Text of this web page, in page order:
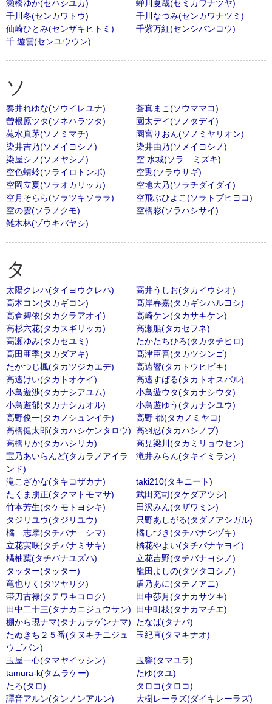
瀬橋ゆか(セハシユカ)
蝉川夏哉(セミカワナツヤ)
千川冬(センカワトウ)
千川なつみ(センカワナツミ)
仙崎ひとみ(センザキヒトミ)
千紫万紅(センシバンコウ)
千 遊雲(センユウウン)
ソ
奏井れゆな(ソウイレユナ)
蒼真まこ(ソウママコ)
曽根原ツタ(ソネハラツタ)
園太デイ(ソノタデイ)
苑水真茅(ソノミマチ)
園宮りおん(ソノミヤリオン)
染井吉乃(ソメイヨシノ)
染井由乃(ソメイヨシノ)
染屋シノ(ソメヤシノ)
空 水城(ソラ ミズキ)
空色蜻蛉(ソライロトンボ)
空兎(ソラウサギ)
空岡立夏(ソラオカリッカ)
空地大乃(ソラチダイダイ)
空月そらら(ソラツキソララ)
空飛ぶひよこ(ソラトブヒヨコ)
空の雲(ソラノクモ)
空橋彩(ソラハシサイ)
雑木林(ゾウキバヤシ)
タ
太陽クレハ(タイヨウクレハ)
高井うしお(タカイウシオ)
高木コン(タカギコン)
髙岸春嘉(タカギシハルヨシ)
高倉碧依(タカクラアオイ)
高崎ケン(タカサキケン)
高杉六花(タカスギリッカ)
高瀬船(タカセフネ)
高瀬ゆみ(タカセユミ)
たかたちひろ(タカタチヒロ)
高田亜季(タカダアキ)
髙津臣吾(タカツシンゴ)
たかつじ楓(タカツジカエデ)
高遠響(タカトウヒビキ)
高遠けい(タカトオケイ)
高遠すばる(タカトオスバル)
小鳥遊渉(タカナシアユム)
小鳥遊ウタ(タカナシウタ)
小鳥遊郁(タカナシカオル)
小鳥遊ゆう(タカナシユウ)
高野俊一(タカノシュンイチ)
高野 都(タカノミヤコ)
高橋健太郎(タカハシケンタロウ) 高羽忍(タカハシノブ)
高橋りか(タカハシリカ)
高見梁川(タカミリョウセン)
宝乃あいらんど(タカラノアイラ
ンド)
滝井みらん(タキイミラン)
滝こざかな(タキコザカナ)
taki210(タキニート)
たくま朋正(タクマトモマサ)
武田充司(タケダアツシ)
竹本芳生(タケモトヨシキ)
田沢みん(タザワミン)
タジリユウ(タジリユウ)
只野あしがる(タダノアシガル)
橘 志摩(タチバナ シマ)
橘しづき(タチバナシヅキ)
立花実咲(タチバナミサキ)
橘花やよい(タチバナヤヨイ)
橘柚葉(タチバナユズハ)
立花吉野(タチバナヨシノ)
タッター(タッター)
龍田よしの(タツタヨシノ)
竜也りく(タツヤリク)
盾乃あに(タテノアニ)
帯刀古禄(タテワキコロク)
田中莎月(タナカサツキ)
田中二十三(タナカニジュウサン)
田中町枝(タナカマチエ)
棚から現ナマ(タナカラゲンナマ)
たなぱ(タナパ)
たぬきち２５番(タヌキチニジュ
ウゴバン)
玉紀直(タマキナオ)
玉屋一心(タマヤイッシン)
玉響(タマユラ)
tamura-k(タムラケー)
たゆ(タユ)
たろ(タロ)
タロコ(タロコ)
譚音アルン(タンノンアルン)
大樹レーラズ(ダイキレーラズ)